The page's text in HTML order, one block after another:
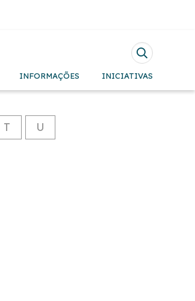
INFORMAÇÕES INICIATIVAS
T
U